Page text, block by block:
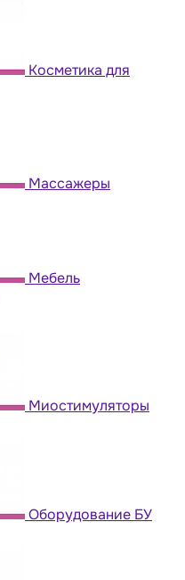
Косметика для
Массажеры
Мебель
Миостимуляторы
Оборудование БУ